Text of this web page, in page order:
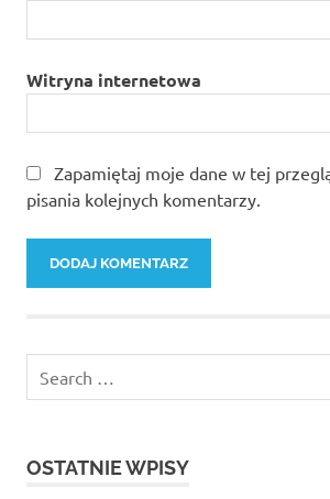
Witryna internetowa
Zapamiętaj moje dane w tej
pisania kolejnych komentarzy.
for:
OSTATNIE WPISY